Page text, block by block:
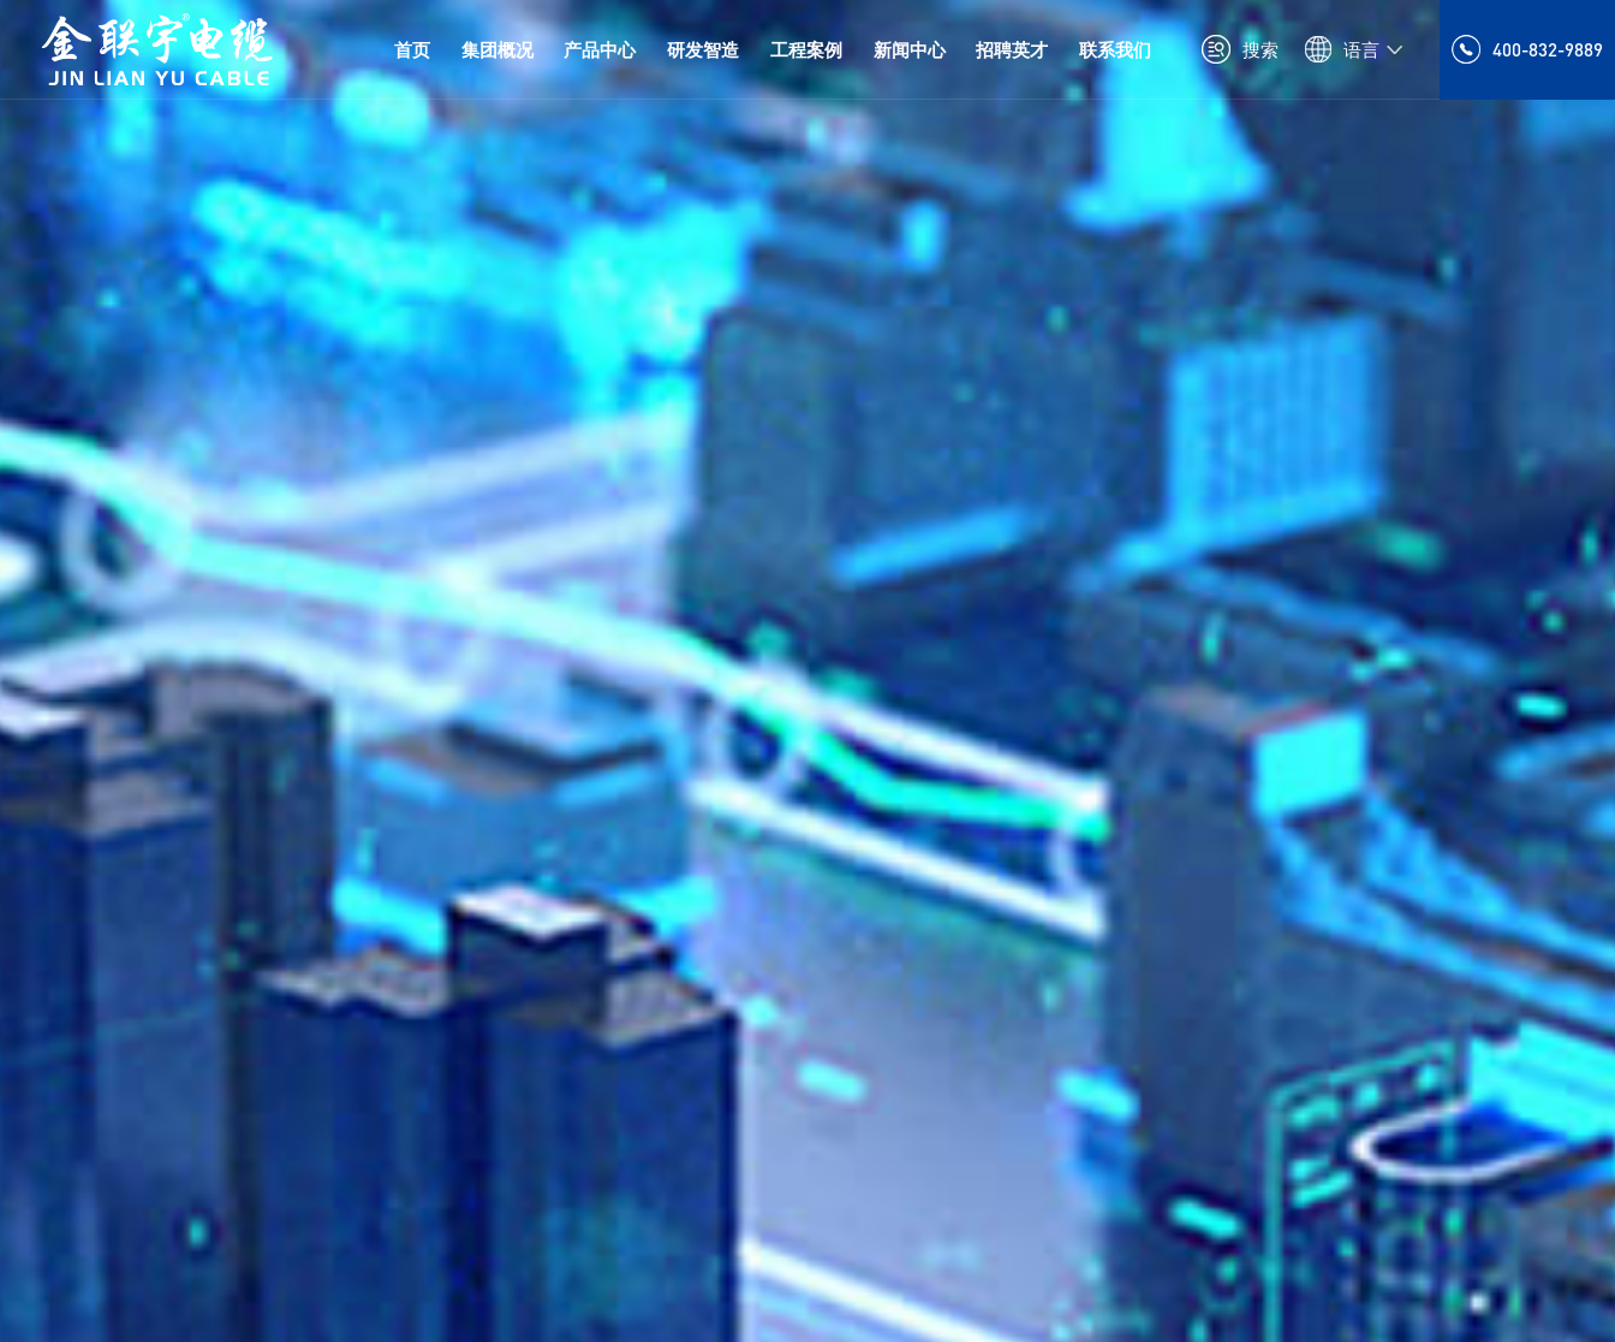
首页 集团概况
集团简介 企业文化 荣誉资质 董事长致辞 发展历程 品牌理念
产品中心
电力电缆 控制电缆 矿物绝缘防火电缆 布线系列 软电线电缆 橡套电缆 新能源电线电缆 特种电缆
研发智造
装备实力 检测研发
工程案例
市政工程 商业工程
新闻中心
集团动态 视频资讯 文化内刊
招聘英才 联系我们 搜索 语言 400-832-9889